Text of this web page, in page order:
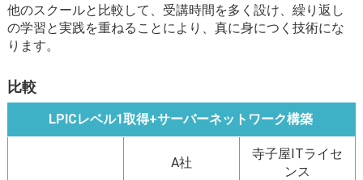
他のスクールと比較して、受講時間を多く設け、繰り返し
の学習と実践を重ねることにより、真に身につく技術にな
ります。
比較
LPICレベル1取得+サーバーネットワーク構築
A社
寺子屋ITライセ
ンス